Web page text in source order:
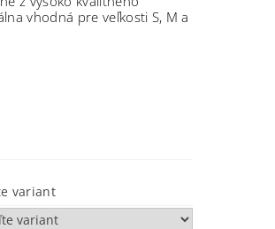
vhodná pre veľkosti S, M a
variant